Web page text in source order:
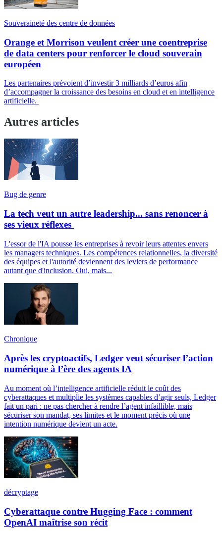
Souveraineté des centre de données
Orange et Morrison veulent créer une coentreprise
de data centers pour renforcer le cloud souverain
européen
Les partenaires prévoient d’investir 3 milliards d’euros afin
d’accompagner la croissance des besoins en cloud et en intelligence
artificielle.
Autres articles
Bug de genre
La tech veut un autre leadership... sans renoncer à
ses vieux réflexes
L'essor de l'IA pousse les entreprises à revoir leurs attentes envers
les managers techniques. Les compétences relationnelles, la diversité
des équipes et l'autorité deviennent des leviers de performance
autant que d'inclusion. Oui, mais...
Chronique
Après les cryptoactifs, Ledger veut sécuriser l’action
numérique à l’ère des agents IA
Au moment où l’intelligence artificielle réduit le coût des
cyberattaques et multiplie les systèmes capables d’agir seuls, Ledger
fait un pari : ne pas chercher à rendre l’agent infaillible, mais
sécuriser son mandat, ses limites et le moment précis où une
intention numérique devient un acte.
décryptage
Cyberattaque contre Hugging Face : comment
OpenAI maîtrise son récit